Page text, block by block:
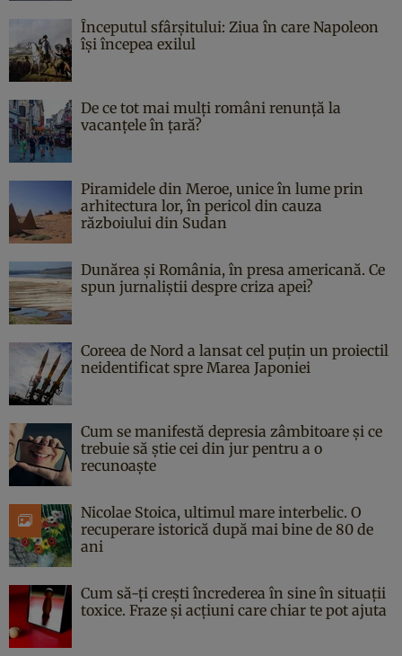
Începutul sfârşitului: Ziua în care Napoleon
îşi începea exilul
De ce tot mai mulți români renunță la
vacanțele în țară?
Piramidele din Meroe, unice în lume prin
arhitectura lor, în pericol din cauza
războiului din Sudan
Dunărea și România, în presa americană. Ce
spun jurnaliștii despre criza apei?
Coreea de Nord a lansat cel puțin un proiectil
neidentificat spre Marea Japoniei
Cum se manifestă depresia zâmbitoare și ce
trebuie să știe cei din jur pentru a o
recunoaște
Nicolae Stoica, ultimul mare interbelic. O
recuperare istorică după mai bine de 80 de
ani
Cum să-ți crești încrederea în sine în situații
toxice. Fraze și acțiuni care chiar te pot ajuta